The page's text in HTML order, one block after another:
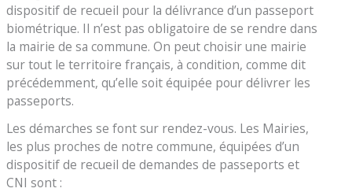
dispositif de recueil pour la délivrance d’un passeport
biométrique. Il n’est pas obligatoire de se rendre dans
la mairie de sa commune. On peut choisir une mairie
sur tout le territoire français, à condition, comme dit
précédemment, qu’elle soit équipée pour délivrer les
passeports.
Les démarches se font sur rendez-vous. Les Mairies,
les plus proches de notre commune, équipées d’un
dispositif de recueil de demandes de passeports et
CNI sont :